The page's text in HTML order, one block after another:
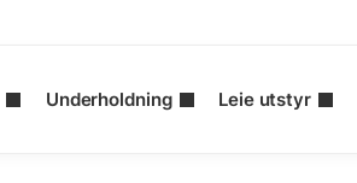
Underholdning Leie utstyr